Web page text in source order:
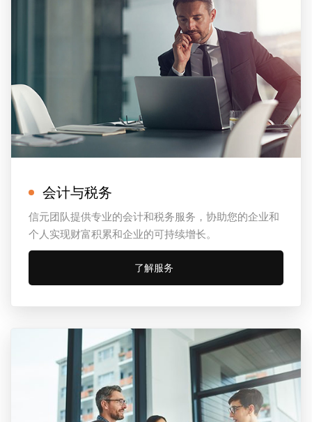
会计与税务
信元团队提供专业的会计和税务服务，协助您的企业和
个人实现财富积累和企业的可持续增长。
了解服务